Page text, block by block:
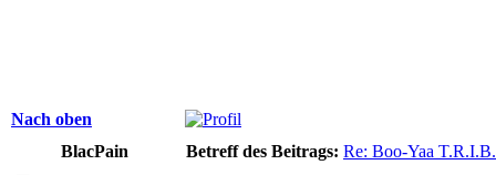
Nach oben
BlacPain
Betreff des Beitrags: Re: Boo-Yaa